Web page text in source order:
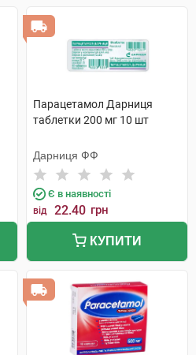
Парацетамол Дарниця
таблетки 200 мг 10 шт
Дарниця ФФ
Є в наявності
від 22.40 грн
КУПИТИ